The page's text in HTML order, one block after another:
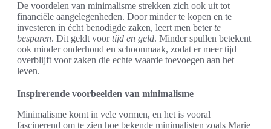
De voordelen van minimalisme strekken zich ook uit tot
financiële aangelegenheden. Door minder te kopen en te
investeren in écht benodigde zaken, leert men beterte
besparen. Dit geldt voortijd en geld. Minder spullen betekent
ook minder onderhoud en schoonmaak, zodat er meer tijd
overblijft voor zaken die echte waarde toevoegen aan het
leven.
Inspirerende voorbeelden van minimalisme
Minimalisme komt in vele vormen, en het is vooral
fascinerend om te zien hoe bekende minimalisten zoals Marie